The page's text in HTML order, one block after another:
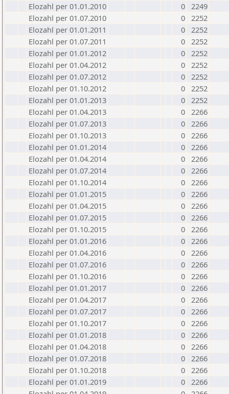
Elozahl per 01.01.2010
0 2249
Elozahl per 01.07.2010
0 2252
Elozahl per 01.01.2011
0 2252
Elozahl per 01.07.2011
0 2252
Elozahl per 01.01.2012
0 2252
Elozahl per 01.04.2012
0 2252
Elozahl per 01.07.2012
0 2252
Elozahl per 01.10.2012
0 2252
Elozahl per 01.01.2013
0 2252
Elozahl per 01.04.2013
0 2266
Elozahl per 01.07.2013
0 2266
Elozahl per 01.10.2013
0 2266
Elozahl per 01.01.2014
0 2266
Elozahl per 01.04.2014
0 2266
Elozahl per 01.07.2014
0 2266
Elozahl per 01.10.2014
0 2266
Elozahl per 01.01.2015
0 2266
Elozahl per 01.04.2015
0 2266
Elozahl per 01.07.2015
0 2266
Elozahl per 01.10.2015
0 2266
Elozahl per 01.01.2016
0 2266
Elozahl per 01.04.2016
0 2266
Elozahl per 01.07.2016
0 2266
Elozahl per 01.10.2016
0 2266
Elozahl per 01.01.2017
0 2266
Elozahl per 01.04.2017
0 2266
Elozahl per 01.07.2017
0 2266
Elozahl per 01.10.2017
0 2266
Elozahl per 01.01.2018
0 2266
Elozahl per 01.04.2018
0 2266
Elozahl per 01.07.2018
0 2266
Elozahl per 01.10.2018
0 2266
Elozahl per 01.01.2019
0 2266